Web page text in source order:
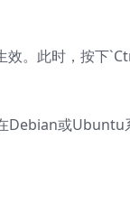
。此时，按下
或Ubuntu